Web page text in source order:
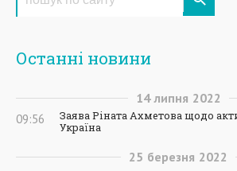
Останні новини
14 липня 2022
09:56
Заява Ріната Ахметова щодо
Україна
25 березня 2022